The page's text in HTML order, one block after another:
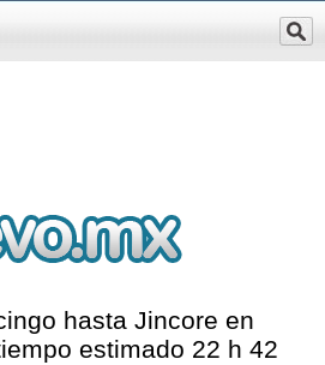
hasta Jincore en
estimado 22 h 42